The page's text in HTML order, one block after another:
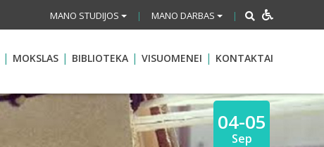
MANO STUDIJOS | MANO DARBAS |
MOKSLAS BIBLIOTEKA VISUOMENEI KONTAKTAI
04-05
Sep